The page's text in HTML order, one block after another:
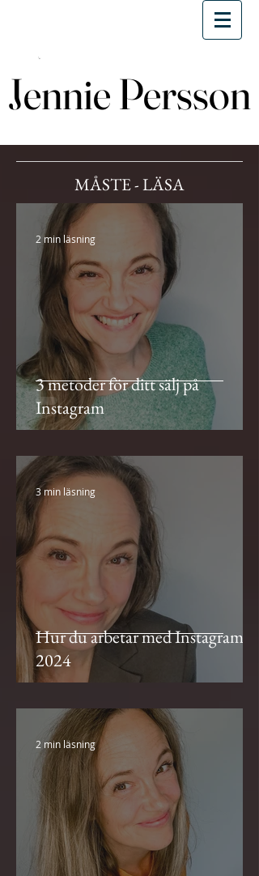
Jennie Persson
Jennie Persson
MÅSTE - LÄSA
3 metoder för ditt sälj på
Instagram
2 min läsning
Hur du arbetar med Instagram
2024
3 min läsning
2 min läsning